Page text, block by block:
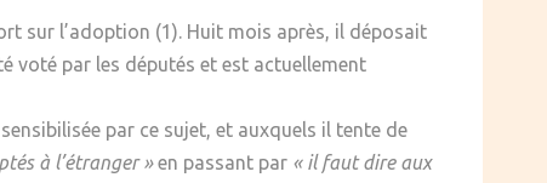
sur l’adoption (1). Huit mois après, il déposait
voté par les députés et est actuellement
par ce sujet, et auxquels il tente de
à l’étranger »en passant par « il faut dire aux